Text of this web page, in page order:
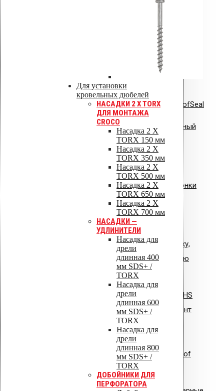
Для установки
кровельных дюбелей
НАСАДКИ 2 X TORX
ДЛЯ МОНТАЖА
CROCO
Насадка 2 X
TORX 150 мм
Насадка 2 X
TORX 350 мм
Насадка 2 X
TORX 500 мм
Насадка 2 X
TORX 650 мм
Насадка 2 X
TORX 700 мм
НАСАДКИ —
УДЛИНИТЕЛИ
Насадка для
дрели
длинная 400
мм SDS+ /
TORX
Насадка для
дрели
длинная 600
мм SDS+ /
TORX
Насадка для
дрели
длинная 800
мм SDS+ /
TORX
ДОБОЙНИКИ ДЛЯ
ПЕРФОРАТОРА
Инструкции по монтажу
Технические паспорта
Инструкция по монтажу VILPE RoofSeal
Инструкция: Vilpe Velco плиточный
вентиль.pdf
Инструкция: водосточные воронки
Vilpe AM
Общая инструкция по монтажу,
эксплуатации и обслуживанию
VIPLE.pdf
Инструкция по монтажу: Vilpe HS
Huopa/State проходной элемент
Инструкция по монтажу: Uniroof
кровельный люк